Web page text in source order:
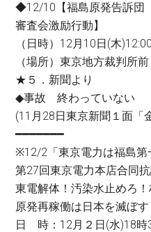
◆12/10【福島原発告訴団
審査会激励行動】
（日時）12月10日(木
（場所）東京地方裁判所前
★５．新聞より
◆事故 終わっていない
(11月28日東京新聞１面「
━━━━━━━
※12/2「東京電力は福島第
第27回東京電力本店合同
東電解体！汚染水止めろ
原発再稼働は日本を滅ぼす
日 時：12月２日(水)18時